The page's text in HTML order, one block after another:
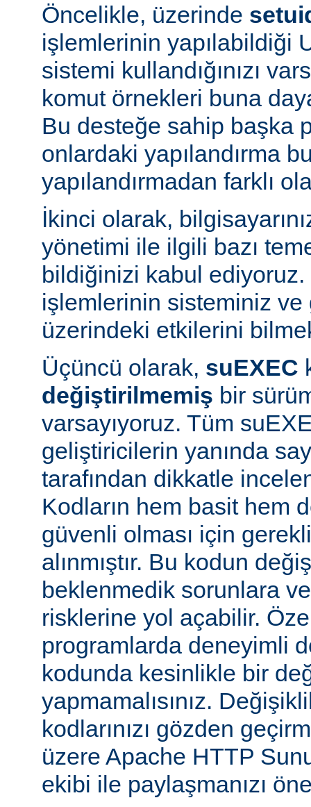
Öncelikle, üzerinde
işlemlerinin yapılabildiği
sistemi kullandığınızı
komut örnekleri buna
Bu desteğe sahip başka
onlardaki yapılandırma
yapılandırmadan farklı
İkinci olarak,
yönetimi ile ilgili bazı
bildiğinizi kabul
işlemlerinin sisteminiz
üzerindeki etkilerini
Üçüncü olarak, suEXEC
değiştirilmemiş bir
varsayıyoruz. Tüm
geliştiricilerin yanında
tarafından dikkatle
Kodların hem basit hem
güvenli olması için
alınmıştır. Bu kodun
beklenmedik sorunlara
risklerine yol açabilir.
programlarda deneyimli
kodunda kesinlikle bir
yapmamalısınız.
kodlarınızı gözden
üzere Apache HTTP
ekibi ile paylaşmanızı